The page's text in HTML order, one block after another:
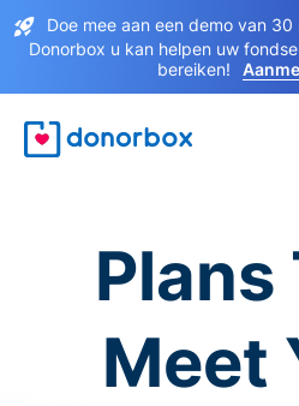
Doe mee aan een demo van
Donorbox u kan helpen uw
bereiken!
Plans
Meet